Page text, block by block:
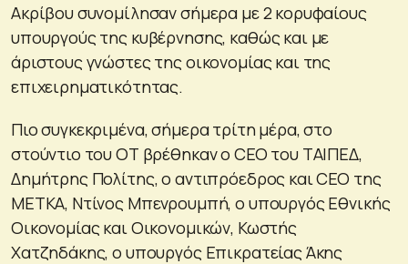
Ακρίβου συνομίλησαν σήμερα με 2 κορυφαίους
υπουργούς της κυβέρνησης, καθώς και με
άριστους γνώστες της οικονομίας και της
επιχειρηματικότητας.
Πιο συγκεκριμένα, σήμερα τρίτη μέρα, στο
στούντιο του ΟΤ βρέθηκαν ο CEO του ΤΑΙΠΕΔ,
Δημήτρης Πολίτης, ο αντιπρόεδρος και CEO της
ΜΕΤΚΑ, Ντίνος Μπενρουμπή, ο υπουργός Εθνικής
Οικονομίας και Οικονομικών, Κωστής
Χατζηδάκης, ο υπουργός Επικρατείας Άκης